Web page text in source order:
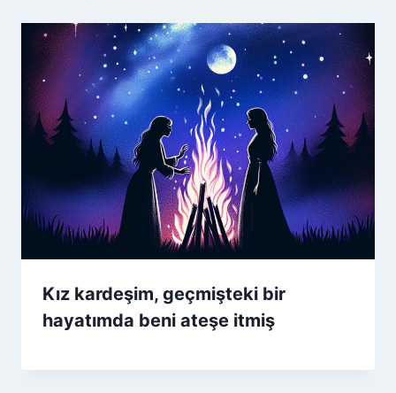
Kız kardeşim, geçmişteki bir
hayatımda beni ateşe itmiş